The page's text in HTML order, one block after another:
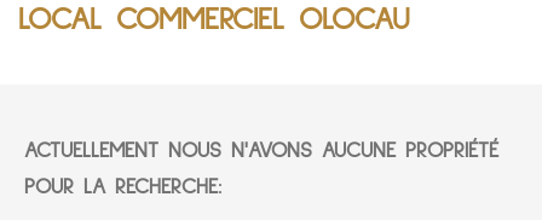
LOCAL COMMERCIEL OLOCAU
ACTUELLEMENT NOUS N'AVONS AUCUNE PROPRIÉTÉ
POUR LA RECHERCHE: